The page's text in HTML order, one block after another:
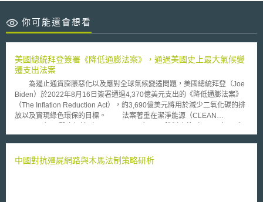
你可能還會想看
美國總統拜登簽署《降低通膨法案》，通過美國史上最大氣候變
遷支出法案
為遏止通貨膨脹惡化以及應對全球氣候變遷問題，美國總統拜登（Joe
Biden）於2022年8月16日簽署通過4,370億美元支出的《降低通膨法案》
（The Inflation Reduction Act），約3,690億美元將用於減少二氧化碳的排
放以及實現綠色環保的目標。 法案著重在潔淨能源（CLEAN
面向。其中，關於潔淨能源（CLEAN ENERGY）部分，根據該法案，美國
發展。 將提供補貼給購買電動汽車、節能家電以及安裝住宅太陽能發
中國對抗殭屍網路與木馬法制策略研析